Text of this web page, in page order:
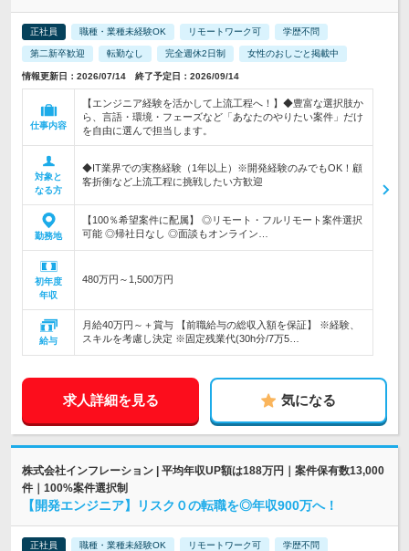
正社員 職種・業種未経験OK リモートワーク可 学歴不問
第二新卒歓迎 転勤なし 完全週休2日制 女性のおしごと掲載中
情報更新日：2026/07/14 終了予定日：2026/09/14
仕事内容
【エンジニア経験を活かして上流工程へ！】◆豊富な選択肢か
ら、言語・環境・フェーズなど「あなたのやりたい案件」だけ
を自由に選んで担当します。
対象と
なる方
◆IT業界での実務経験（1年以上）※開発経験のみでもOK！顧
客折衝など上流工程に挑戦したい方歓迎
勤務地
【100％希望案件に配属】 ◎リモート・フルリモート案件選択
可能 ◎帰社日なし ◎面談もオンライン…
初年度
年収
480万円～1,500万円
給与
月給40万円～＋賞与 【前職給与の総収入額を保証】 ※経験、
スキルを考慮し決定 ※固定残業代(30h分/7万5…
求人詳細を見る 気になる
株式会社インフレーション | 平均年収UP額は188万円｜案件保有数13,000
件｜100%案件選択制
【開発エンジニア】リスク０の転職を◎年収900万へ！
正社員 職種・業種未経験OK リモートワーク可 学歴不問